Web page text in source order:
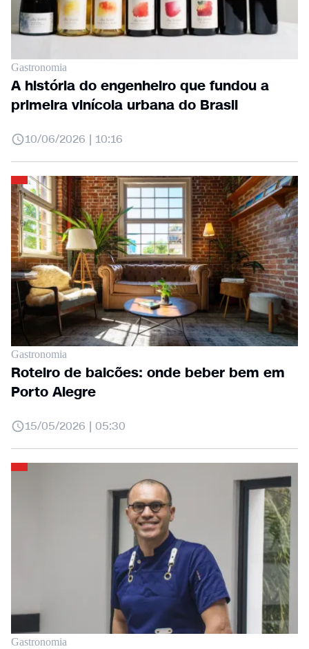
Gastronomia
A história do engenheiro que fundou a
primeira vinícola urbana do Brasil
10/06/2026 | 10:16
Gastronomia
Roteiro de balcões: onde beber bem em
Porto Alegre
15/05/2026 | 05:30
Gastronomia